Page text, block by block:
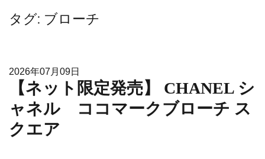
タグ: ブローチ
2026年07月09日
【ネット限定発売】 CHANEL シ
ャネル ココマークブローチ ス
クエア